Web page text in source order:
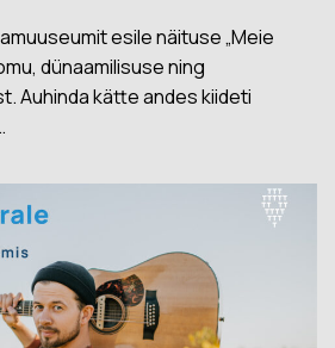
esile näituse „Meie
dünaamilisuse ning
Auhinda kätte andes kiideti